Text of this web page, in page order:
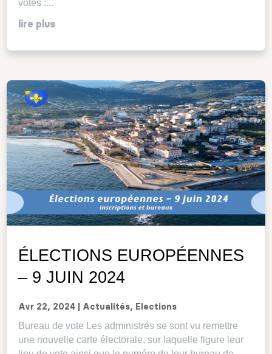
votes :...
lire plus
ÉLECTIONS EUROPÉENNES
– 9 JUIN 2024
Avr 22, 2024 Actualités, Elections
Bureau de vote Les administrés se sont vu remettre
une nouvelle carte électorale, sur laquelle figure leur